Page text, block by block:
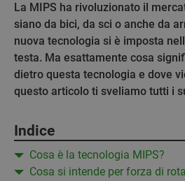
La MIPS ha rivoluzionato il
siano da bici, da sci o anche da
nuova tecnologia si è imposta
testa. Ma esattamente cosa
dietro questa tecnologia e dove
questo articolo ti sveliamo tutti i
Indice
Cosa è la tecnologia MIPS?
Cosa si intende per forza di